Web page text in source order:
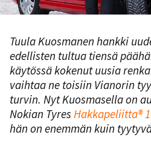
Tuula Kuosmanen hankki
edellisten tultua tiensä
käytössä kokenut uusia
vaihtaa ne toisiin Vianorin
turvin. Nyt Kuosmasella on
Nokian Tyres Hakkapeliitta®
hän on enemmän kuin